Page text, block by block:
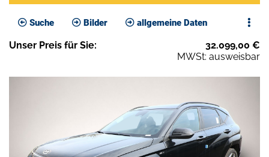
Suche Bilder allgemeine Daten
Unser Preis für Sie: 32.099,00 €
MWSt: ausweisbar